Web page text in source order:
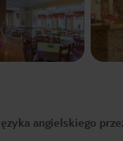
angielskiego